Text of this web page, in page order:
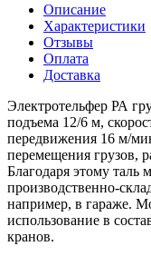
Описание
Характеристики
Отзывы
Оплата
Доставка
Электротельфер РА
подъема 12/6 м,
передвижения 16 м/
перемещения грузов,
Благодаря этому таль
производственно-
например, в гараже.
использование в
кранов.